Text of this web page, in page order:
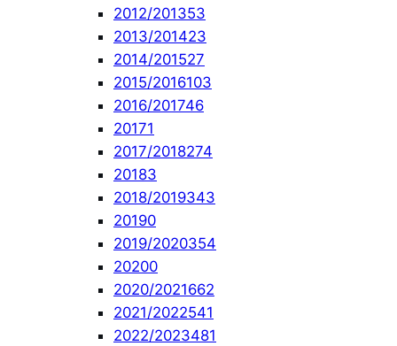
2012/201353
2013/201423
2014/201527
2015/2016103
2016/201746
20171
2017/2018274
20183
2018/2019343
20190
2019/2020354
20200
2020/2021662
2021/2022541
2022/2023481